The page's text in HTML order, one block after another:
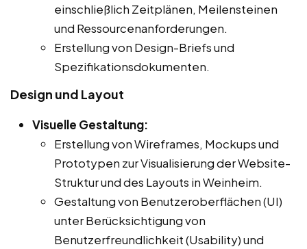
einschließlich Zeitplänen, Meilensteinen
und Ressourcenanforderungen.
Erstellung von Design-Briefs und
Spezifikationsdokumenten.
Design und Layout
Visuelle Gestaltung:
Erstellung von Wireframes, Mockups und
Prototypen zur Visualisierung der Website-
Struktur und des Layouts in Weinheim.
Gestaltung von Benutzeroberflächen (UI)
unter Berücksichtigung von
Benutzerfreundlichkeit (Usability) und